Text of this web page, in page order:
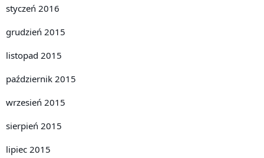
styczeń 2016
grudzień 2015
listopad 2015
październik 2015
wrzesień 2015
sierpień 2015
lipiec 2015